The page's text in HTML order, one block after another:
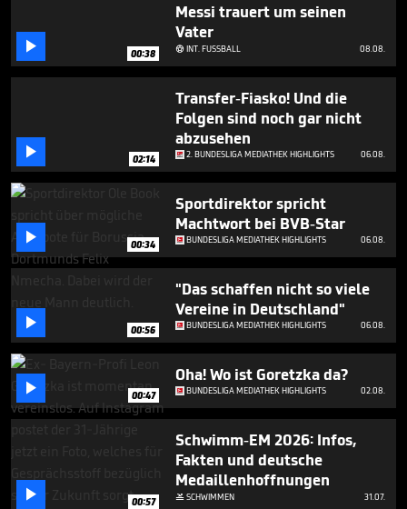
seconds
 00:38
Messi trauert um seinen
Vater
INT. FUSSBALL 08.08.
 02:14
Transfer-Fiasko! Und die
Folgen sind noch gar nicht
abzusehen
2. BUNDESLIGA MEDIATHEK HIGHLIGHTS 06.08.
 00:34
Sportdirektor spricht
Machtwort bei BVB-Star
BUNDESLIGA MEDIATHEK HIGHLIGHTS 06.08.
 00:56
"Das schaffen nicht so viele
Vereine in Deutschland"
BUNDESLIGA MEDIATHEK HIGHLIGHTS 06.08.
 00:47
Oha! Wo ist Goretzka da?
BUNDESLIGA MEDIATHEK HIGHLIGHTS 02.08.
 00:57
Schwimm-EM 2026: Infos,
Fakten und deutsche
Medaillenhoffnungen
SCHWIMMEN 31.07.